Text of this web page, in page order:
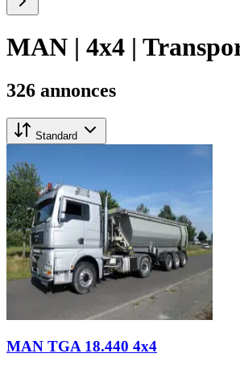
MAN | 4x4 |
326 annonces
Standard
MAN TGA 18.440 4x4